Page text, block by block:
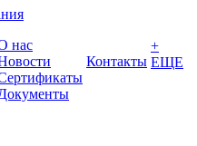
нас
Контакты
+
ЕЩЕ